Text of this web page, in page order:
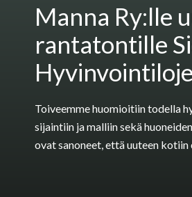
Manna Ry:lle
rantatontille
Toiveemme huomioitiin todella
sijaintiin ja malliin sekä
ovat sanoneet, että uuteen kotiin